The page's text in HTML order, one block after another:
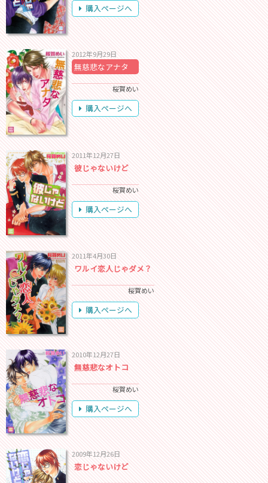
購入ページへ
2012年9月29日
無慈悲なアナタ
桜賀めい
購入ページへ
2011年12月27日
彼じゃないけど
桜賀めい
購入ページへ
2011年4月30日
ワルイ恋人じゃダメ？
桜賀めい
購入ページへ
2010年12月27日
無慈悲なオトコ
桜賀めい
購入ページへ
2009年12月26日
恋じゃないけど